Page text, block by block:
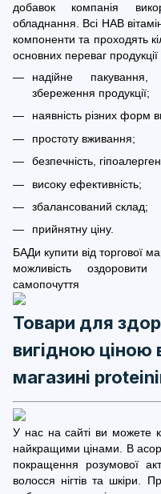
добавок компанія
обладнання. Всі НАВ
компоненти та проходять
основних переваг
надійне
збереження продукції;
наявність різних форм
простоту вживання;
безпечність,
високу ефективність;
збалансований склад;
прийнятну ціну.
БАДи купити від торгової
можливість
самопочуття
Товари для
вигідною ціною
магазині
У нас на сайті ви можете
найкращими цінами. В
покращення розумової
волосся нігтів та шкіри.